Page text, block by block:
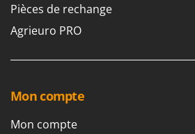
Pièces de rechange
Agrieuro PRO
Mon compte
Mon compte